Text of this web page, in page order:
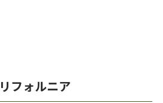
フォルニア